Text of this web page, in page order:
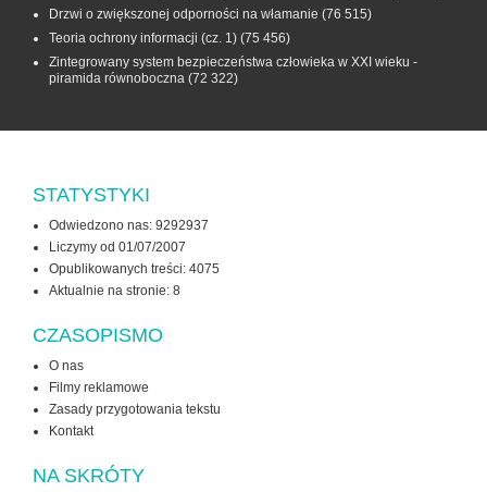
Drzwi o zwiększonej odporności na włamanie (76 515)
Teoria ochrony informacji (cz. 1) (75 456)
Zintegrowany system bezpieczeństwa człowieka w XXI wieku -
piramida równoboczna (72 322)
STATYSTYKI
Odwiedzono nas: 9292937
Liczymy od 01/07/2007
Opublikowanych treści: 4075
Aktualnie na stronie: 8
CZASOPISMO
O nas
Filmy reklamowe
Zasady przygotowania tekstu
Kontakt
NA SKRÓTY